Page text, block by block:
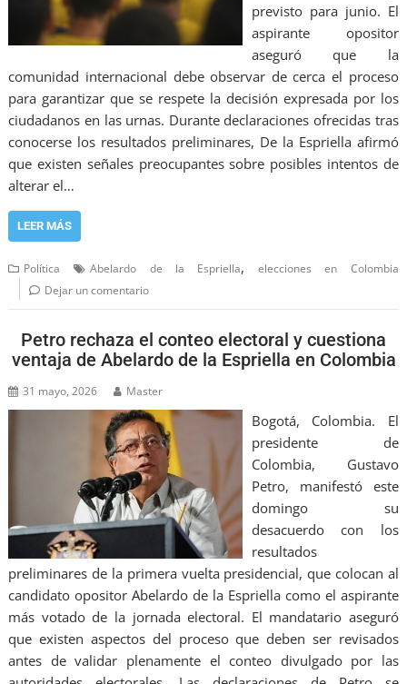
previsto para junio. El
aspirante opositor
aseguró que la
comunidad internacional debe observar de cerca el proceso
para garantizar que se respete la decisión expresada por los
ciudadanos en las urnas. Durante declaraciones ofrecidas tras
conocerse los resultados preliminares, De la Espriella afirmó
que existen señales preocupantes sobre posibles intentos de
alterar el…
LEER MÁS
Política Abelardo de la Espriella,elecciones en Colombia
Dejar un comentario
Petro rechaza el conteo electoral y cuestiona
ventaja de Abelardo de la Espriella en Colombia
31 mayo, 2026 Master
Bogotá, Colombia. El
presidente de
Colombia, Gustavo
Petro, manifestó este
domingo su
desacuerdo con los
resultados
preliminares de la primera vuelta presidencial, que colocan al
candidato opositor Abelardo de la Espriella como el aspirante
más votado de la jornada electoral. El mandatario aseguró
que existen aspectos del proceso que deben ser revisados
antes de validar plenamente el conteo divulgado por las